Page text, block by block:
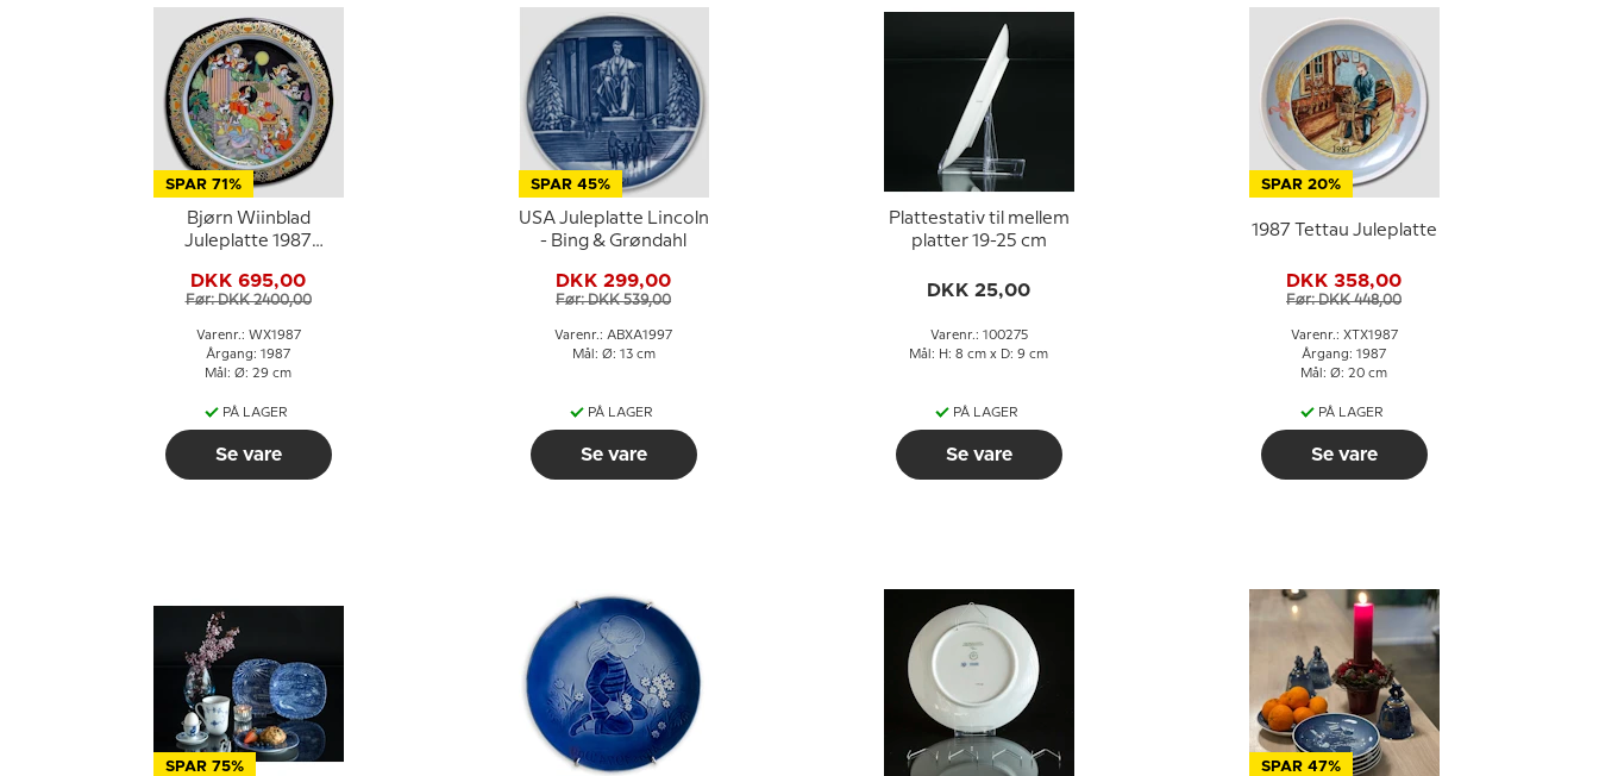
SPAR 71%
Bjørn Wiinblad
Juleplatte 1987
DKK 695,00
Før: DKK 2400,00
Varenr.: WX1987
Årgang: 1987
Mål: Ø: 29 cm
PÅ LAGER
Se vare
SPAR 45%
USA Juleplatte Lincoln
- Bing & Grøndahl
DKK 299,00
Før: DKK 539,00
Varenr.: ABXA1997
Mål: Ø: 13 cm
PÅ LAGER
Se vare
Plattestativ til mellem
platter 19-25 cm
DKK 25,00
Varenr.: 100275
Mål: H: 8 cm x D: 9 cm
PÅ LAGER
Se vare
SPAR 20%
1987 Tettau Juleplatte
DKK 358,00
Før: DKK 448,00
Varenr.: XTX1987
Årgang: 1987
Mål: Ø: 20 cm
PÅ LAGER
Se vare
SPAR 75% SPAR 47%